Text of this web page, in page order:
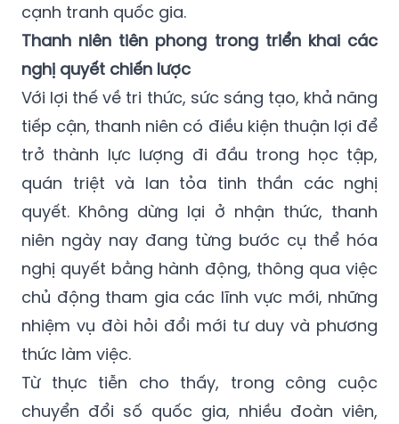
cạnh tranh quốc gia.
Thanh niên tiên phong trong triển khai các
nghị quyết chiến lược
Với lợi thế về tri thức, sức sáng tạo, khả năng
tiếp cận, thanh niên có điều kiện thuận lợi để
trở thành lực lượng đi đầu trong học tập,
quán triệt và lan tỏa tinh thần các nghị
quyết. Không dừng lại ở nhận thức, thanh
niên ngày nay đang từng bước cụ thể hóa
nghị quyết bằng hành động, thông qua việc
chủ động tham gia các lĩnh vực mới, những
nhiệm vụ đòi hỏi đổi mới tư duy và phương
thức làm việc.
Từ thực tiễn cho thấy, trong công cuộc
chuyển đổi số quốc gia, nhiều đoàn viên,